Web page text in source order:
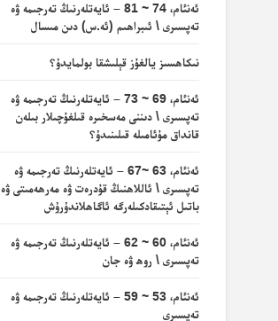
ئەنئام، 74 ~ 81 – ئايەتلەرنىڭ تەرجىمە ۋە
تەپسىرى \ ئىبراھىم (ئە.س) دىن مىسال
نىكاھسىز يالغۇز قېلىشقا بولمايدۇ؟
ئەنئام، 69 ~ 73 – ئايەتلەرنىڭ تەرجىمە ۋە
تەپسىرى \ دىننى مەسخىرە قىلغۇچىلار بىلەن
قانداق مۇئامىلە قىلىنىدۇ؟
ئەنئام، 63 ~67 – ئايەتلەرنىڭ تەرجىمە ۋە
تەپسىرى \ ئاللاھنىڭ قۇدرەت ۋە مەرھەمىتى ۋە
باتىل ئېتىقادكىلەرگە ئاگاھلاندۇرۇش
ئەنئام، 60 ~ 62 – ئايەتلەرنىڭ تەرجىمە ۋە
تەپسىرى \ روھ ۋە جان
ئەنئام، 53 ~ 59 – ئايەتلەرنىڭ تەرجىمە ۋە
تەپسىرى